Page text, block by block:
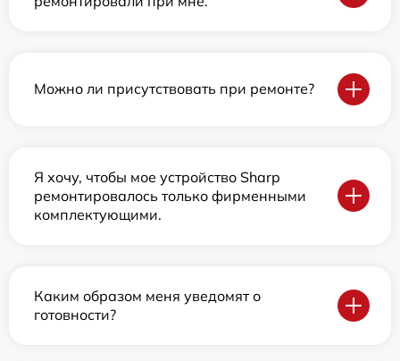
Можно ли присутствовать при ремонте?
Я хочу, чтобы мое устройство Sharp
ремонтировалось только фирменными
комплектующими.
Каким образом меня уведомят о
готовности?